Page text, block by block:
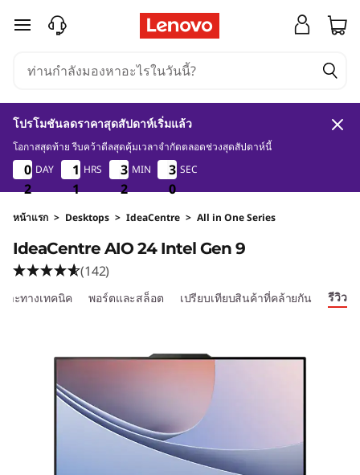
a
C
e
n
ข้ามไปที่เนื้อหาหลัก
โปรโมชันลดราคาสุดสัปดาห์เริ่มแล้ว
โอกาสสุดท้าย รีบคว้าดีลสุดคุ้มเวลาจำกัดตลอดช่วงสุดสัปดาห์นี้
0
2
0
2
0
2
0
2
DAY
1
1
1
1
1
1
1
1
HRS
3
2
3
2
3
2
3
2
MIN 2
9
2
8
2
9
2
8
SEC
หน้าแรก > Desktops > IdeaCentre > All in One Series
IdeaCentre AIO 24 Intel Gen 9
(142)
าะทางเทคนิค พอร์ตและสล็อต เปรียบเทียบสินค้าที่คล้ายกัน รีวิว